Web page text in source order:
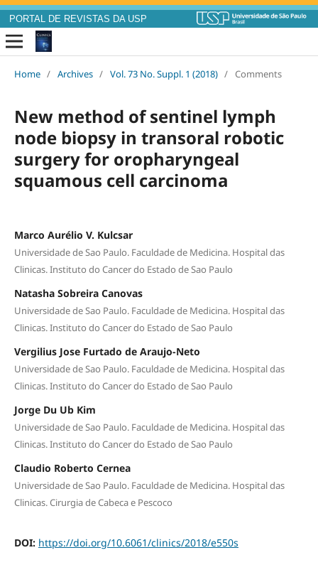
PORTAL DE REVISTAS DA USP
Home / Archives / Vol. 73 No. Suppl. 1 (2018) / Comments
New method of sentinel lymph
node biopsy in transoral robotic
surgery for oropharyngeal
squamous cell carcinoma
Marco Aurélio V. Kulcsar
Universidade de Sao Paulo. Faculdade de Medicina. Hospital das
Clinicas. Instituto do Cancer do Estado de Sao Paulo
Natasha Sobreira Canovas
Universidade de Sao Paulo. Faculdade de Medicina. Hospital das
Clinicas. Instituto do Cancer do Estado de Sao Paulo
Vergilius Jose Furtado de Araujo-Neto
Universidade de Sao Paulo. Faculdade de Medicina. Hospital das
Clinicas. Instituto do Cancer do Estado de Sao Paulo
Jorge Du Ub Kim
Universidade de Sao Paulo. Faculdade de Medicina. Hospital das
Clinicas. Instituto do Cancer do Estado de Sao Paulo
Claudio Roberto Cernea
Universidade de Sao Paulo. Faculdade de Medicina. Hospital das
Clinicas. Cirurgia de Cabeca e Pescoco
DOI: https://doi.org/10.6061/clinics/2018/e550s